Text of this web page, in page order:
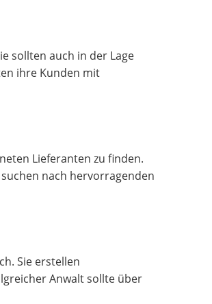
sollten auch in der Lage
ihre Kunden mit
Lieferanten zu finden.
nach hervorragenden
Sie erstellen
Anwalt sollte über